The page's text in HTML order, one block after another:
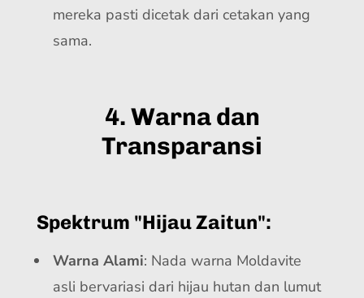
mereka pasti dicetak dari cetakan yang
sama.
4. Warna dan
Transparansi
Spektrum "Hijau Zaitun":
Warna Alami: Nada warna Moldavite
asli bervariasi dari hijau hutan dan lumut